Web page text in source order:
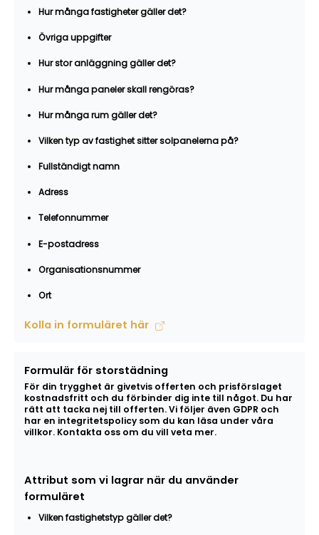
Hur många fastigheter gäller det?
Övriga uppgifter
Hur stor anläggning gäller det?
Hur många paneler skall rengöras?
Hur många rum gäller det?
Vilken typ av fastighet sitter solpanelerna på?
Fullständigt namn
Adress
Telefonnummer
E-postadress
Organisationsnummer
Ort
Kolla in formuläret här
Formulär för storstädning
För din trygghet är givetvis offerten och prisförslaget
kostnadsfritt och du förbinder dig inte till något. Du har
rätt att tacka nej till offerten. Vi följer även GDPR och
har en integritetspolicy som du kan läsa under våra
villkor. Kontakta oss om du vill veta mer.
Attribut som vi lagrar när du använder
formuläret
Vilken fastighetstyp gäller det?